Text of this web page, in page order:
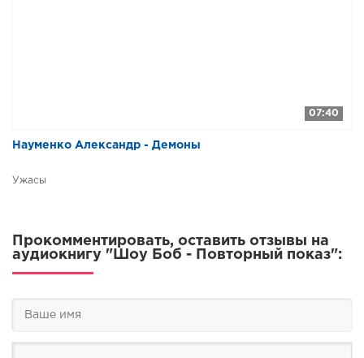
07:40
Науменко Александр - Демоны
Ужасы
Прокомментировать, оставить отзывы на
аудиокнигу "Шоу Боб - Повторный показ":